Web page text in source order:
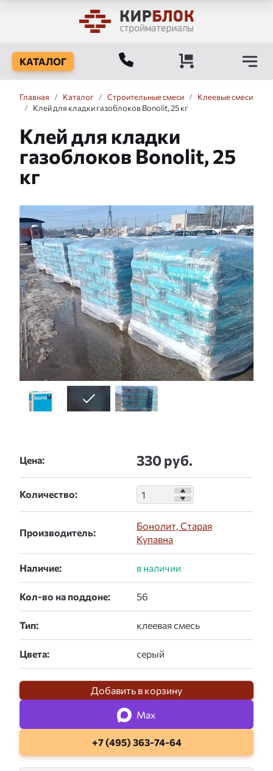
КАТАЛОГ
Главная / Каталог / Строительные смеси /
Клеевые смеси
/
Клей для кладки газоблоков Bonolit, 25 кг
Клей для кладки
газоблоков Bonolit, 25
кг
Слайдшоу
Цена: 330 руб.
Количество:
Производитель:
Бонолит, Старая
Купавна
Наличие:
Кол-во на поддоне:
Тип:
Цвета:
Добавить в корзину
Max
+7 (495) 363-74-64